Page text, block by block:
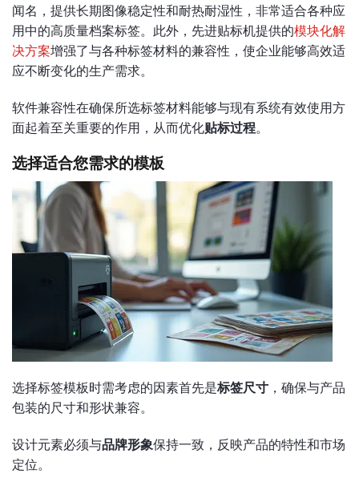
闻名，提供长期图像稳定性和耐热耐湿性，非常适合各种应
用中的高质量档案标签。此外，先进贴标机提供的模块化解
决方案增强了与各种标签材料的兼容性，使企业能够高效适
应不断变化的生产需求。
软件兼容性在确保所选标签材料能够与现有系统有效使用方
面起着至关重要的作用，从而优化贴标过程。
选择适合您需求的模板
选择标签模板时需考虑的因素首先是标签尺寸 ，确保与产品
包装的尺寸和形状兼容。
设计元素必须与品牌形象保持一致，反映产品的特性和市场
定位。